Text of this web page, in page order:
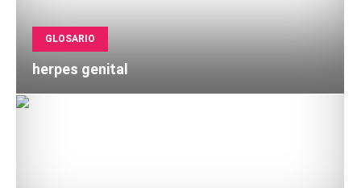
GLOSARIO
herpes genital